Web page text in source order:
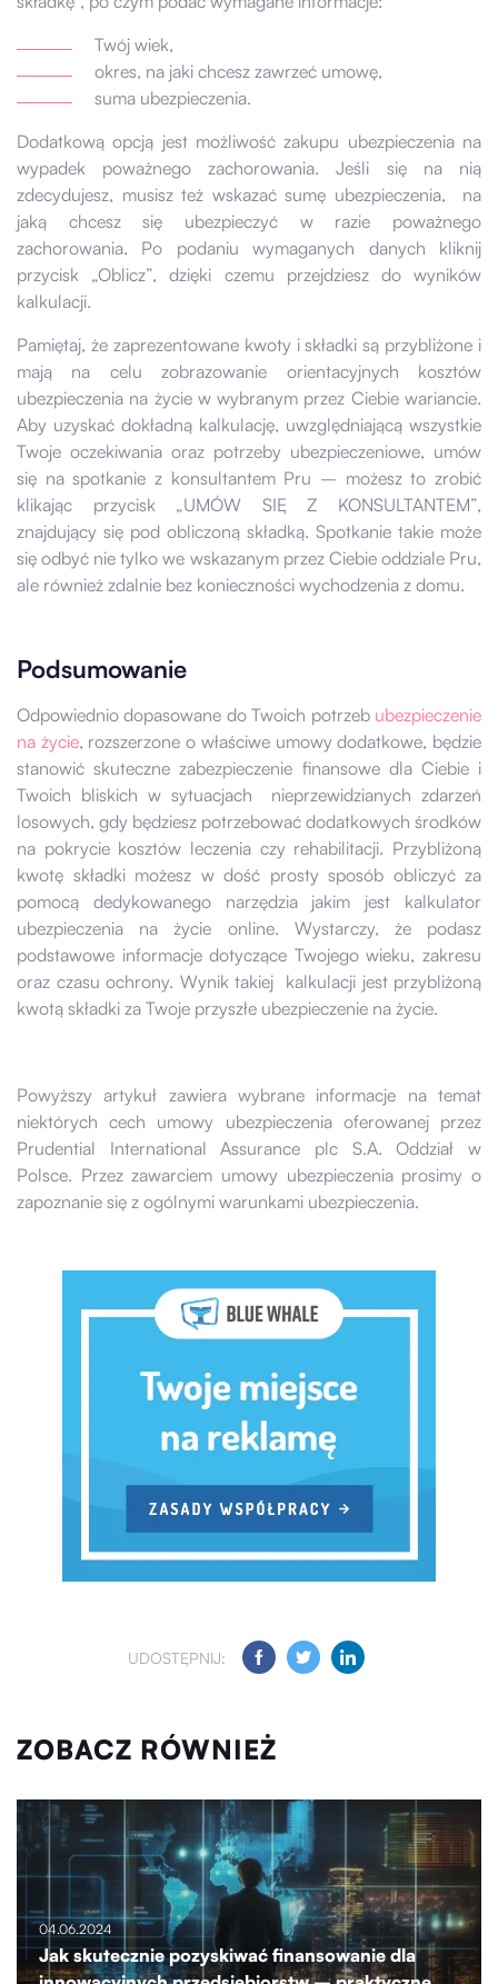
Twój wiek,
okres, na jaki chcesz zawrzeć umowę,
suma ubezpieczenia.
Dodatkową opcją jest możliwość zakupu ubezpieczenia na
wypadek poważnego zachorowania. Jeśli się na nią
zdecydujesz, musisz też wskazać sumę ubezpieczenia, na
jaką chcesz się ubezpieczyć w razie poważnego
zachorowania. Po podaniu wymaganych danych kliknij
przycisk „Oblicz”, dzięki czemu przejdziesz do wyników
kalkulacji.
Pamiętaj, że zaprezentowane kwoty i składki są przybliżone i
mają na celu zobrazowanie orientacyjnych kosztów
ubezpieczenia na życie w wybranym przez Ciebie wariancie.
Aby uzyskać dokładną kalkulację, uwzględniającą wszystkie
Twoje oczekiwania oraz potrzeby ubezpieczeniowe, umów
się na spotkanie z konsultantem Pru – możesz to zrobić
klikając przycisk „UMÓW SIĘ Z KONSULTANTEM”,
znajdujący się pod obliczoną składką. Spotkanie takie może
się odbyć nie tylko we wskazanym przez Ciebie oddziale Pru,
ale również zdalnie bez konieczności wychodzenia z domu.
Podsumowanie
Odpowiednio dopasowane do Twoich potrzeb ubezpieczenie
na życie, rozszerzone o właściwe umowy dodatkowe, będzie
stanowić skuteczne zabezpieczenie finansowe dla Ciebie i
Twoich bliskich w sytuacjach nieprzewidzianych zdarzeń
losowych, gdy będziesz potrzebować dodatkowych środków
na pokrycie kosztów leczenia czy rehabilitacji. Przybliżoną
kwotę składki możesz w dość prosty sposób obliczyć za
pomocą dedykowanego narzędzia jakim jest kalkulator
ubezpieczenia na życie online. Wystarczy, że podasz
podstawowe informacje dotyczące Twojego wieku, zakresu
oraz czasu ochrony. Wynik takiej kalkulacji jest przybliżoną
kwotą składki za Twoje przyszłe ubezpieczenie na życie.
Powyższy artykuł zawiera wybrane informacje na temat
niektórych cech umowy ubezpieczenia oferowanej przez
Prudential International Assurance plc S.A. Oddział w
Polsce. Przez zawarciem umowy ubezpieczenia prosimy o
zapoznanie się z ogólnymi warunkami ubezpieczenia.
UDOSTĘPNIJ:
ZOBACZ RÓWNIEŻ
04.06.2024
Jak skutecznie pozyskiwać finansowanie dla